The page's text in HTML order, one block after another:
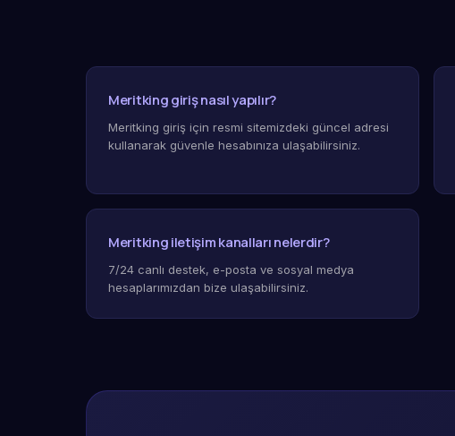
Meritking giriş nasıl yapılır?
Meritking giriş için resmi sitemizdeki güncel adresi
kullanarak güvenle hesabınıza ulaşabilirsiniz.
Meritking iletişim kanalları nelerdir?
7/24 canlı destek, e-posta ve sosyal medya
hesaplarımızdan bize ulaşabilirsiniz.